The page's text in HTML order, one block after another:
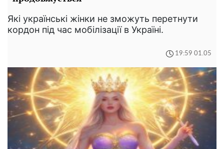
Які українські жінки не зможуть перетнути
кордон під час мобілізації в Україні.
19:59 01.05